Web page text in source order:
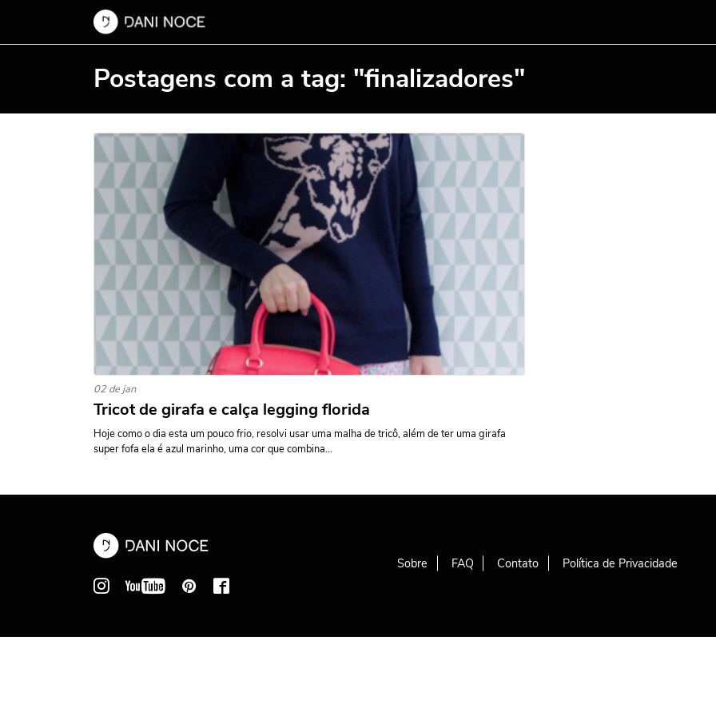
Postagens com a tag: "finalizadores"
02 de jan
Tricot de girafa e calça legging florida
Hoje como o dia esta um pouco frio, resolvi usar uma malha de tricô, além de ter uma girafa
super fofa ela é azul marinho, uma cor que combina...
Sobre FAQ Contato Política de Privacidade